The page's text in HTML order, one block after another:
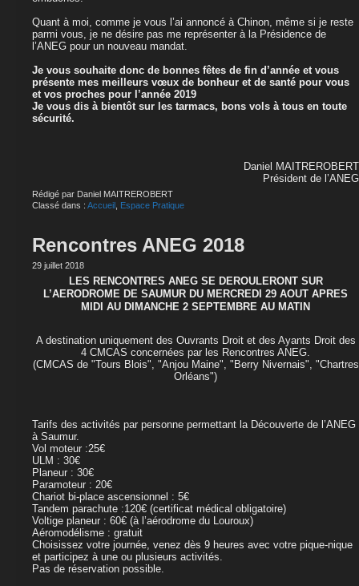
Quant à moi, comme je vous l’ai annoncé à Chinon, même si je reste
parmi vous, je ne désire pas me représenter à la Présidence de
l’ANEG pour un nouveau mandat.
Je vous souhaite donc de bonnes fêtes de fin d’année et vous
présente mes meilleurs vœux de bonheur et de santé pour vous
et vos proches pour l’année 2019
Je vous dis à bientôt sur les tarmacs, bons vols à tous en toute
sécurité.
Daniel MAITREROBERT
Président de l’ANEG
Rédigé par Daniel MAITREROBERT
Classé dans : Accueil Espace Pratique
Rencontres ANEG 2018
29 juillet 2018
LES RENCONTRES ANEG SE DEROULERONT SUR
L’AERODROME DE SAUMUR DU MERCREDI 29 AOUT APRES
MIDI AU DIMANCHE 2 SEPTEMBRE AU MATIN
A destination uniquement des Ouvrants Droit et des Ayants Droit des
4 CMCAS concernées par les Rencontres ANEG.
(CMCAS de "Tours Blois", "Anjou Maine", "Berry Nivernais", "Chartres
Orléans")
Tarifs des activités par personne permettant la Découverte de l’ANEG
à Saumur.
Vol moteur :25€
ULM : 30€
Planeur : 30€
Paramoteur : 20€
Chariot bi-place ascensionnel : 5€
Tandem parachute :120€ (certificat médical obligatoire)
Voltige planeur : 60€ (à l’aérodrome du Louroux)
Aéromodélisme : gratuit
Choisissez votre journée, venez dès 9 heures avec votre pique-nique
et participez à une ou plusieurs activités.
Pas de réservation possible.